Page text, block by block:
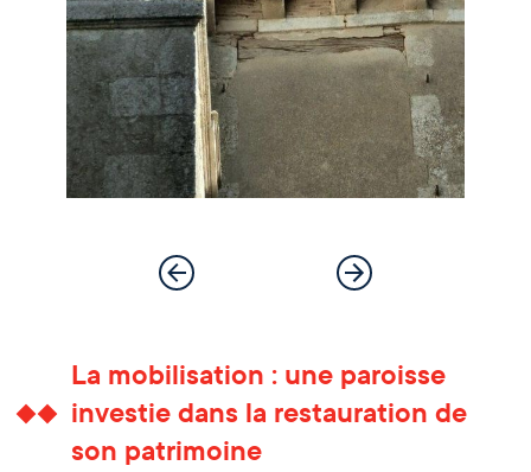
La mobilisation : une paroisse
investie dans la restauration de
son patrimoine